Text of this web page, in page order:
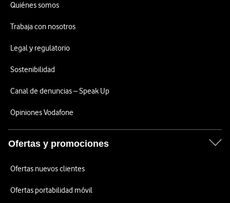
Quiénes somos
Trabaja con nosotros
Legal y regulatorio
Sostenibilidad
Canal de denuncias – Speak Up
Opiniones Vodafone
Ofertas y promociones
Ofertas nuevos clientes
Ofertas portabilidad móvil